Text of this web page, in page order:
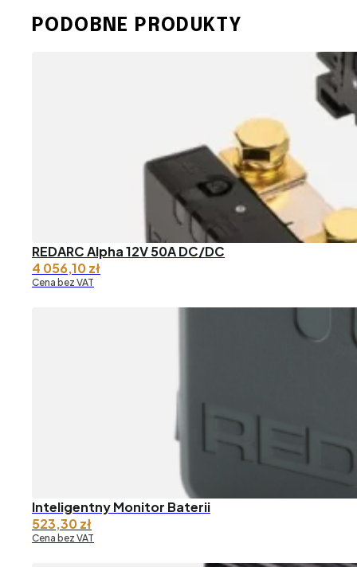
PODOBNE PRODUKTY
REDARC Alpha 12V 50A DC/DC
4 056,10zł
Cena bez VAT
Inteligentny Monitor Baterii
523,30zł
Cena bez VAT